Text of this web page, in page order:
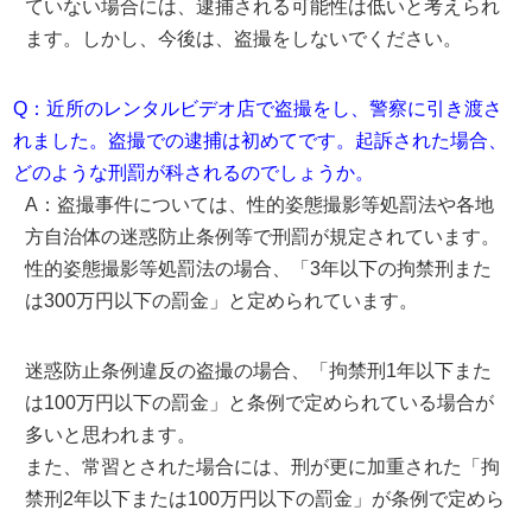
ていない場合には、逮捕される可能性は低いと考えられ
ます。しかし、今後は、盗撮をしないでください。
Q：近所のレンタルビデオ店で盗撮をし、警察に引き渡さ
れました。盗撮での逮捕は初めてです。起訴された場合、
どのような刑罰が科されるのでしょうか。
A：盗撮事件については、性的姿態撮影等処罰法や各地
方自治体の迷惑防止条例等で刑罰が規定されています。
性的姿態撮影等処罰法の場合、「3年以下の拘禁刑また
は300万円以下の罰金」と定められています。
迷惑防止条例違反の盗撮の場合、「拘禁刑1年以下また
は100万円以下の罰金」と条例で定められている場合が
多いと思われます。
また、常習とされた場合には、刑が更に加重された「拘
禁刑2年以下または100万円以下の罰金」が条例で定めら